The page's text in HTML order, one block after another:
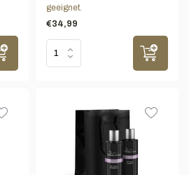
geeignet.
€34,99